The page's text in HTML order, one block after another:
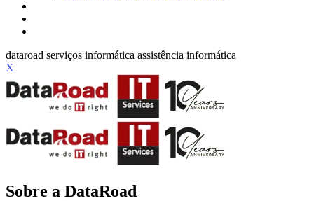
X
Sobre a DataRoad